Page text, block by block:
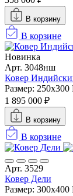
В корзину
В корзине
Новинка
Арт. 3048нш
Ковер
Размер: 250x300
1 895 000 ₽
В корзину
В корзине
Арт. 3529
Ковер Дели
Размер: 300х400